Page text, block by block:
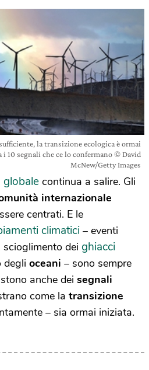
la transizione ecologica è ormai
10 segnali che ce lo confermano © David
McNew/Getty Images
globale continua a salire. Gli
internazionale
centrati. E le
climatici – eventi
scioglimento dei ghiacci
degli oceani – sono sempre
anche dei segnali
come la transizione
– sia ormai iniziata.